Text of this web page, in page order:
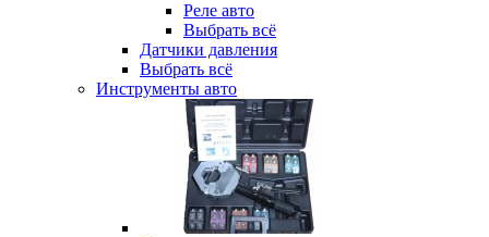
Реле авто
Выбрать всё
Датчики давления
Выбрать всё
Инструменты авто